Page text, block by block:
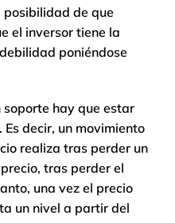
de que
el inversor tiene la
poniéndose
soporte hay que estar
decir, un movimiento
realiza tras perder un
tras perder el
una vez el precio
un nivel a partir del